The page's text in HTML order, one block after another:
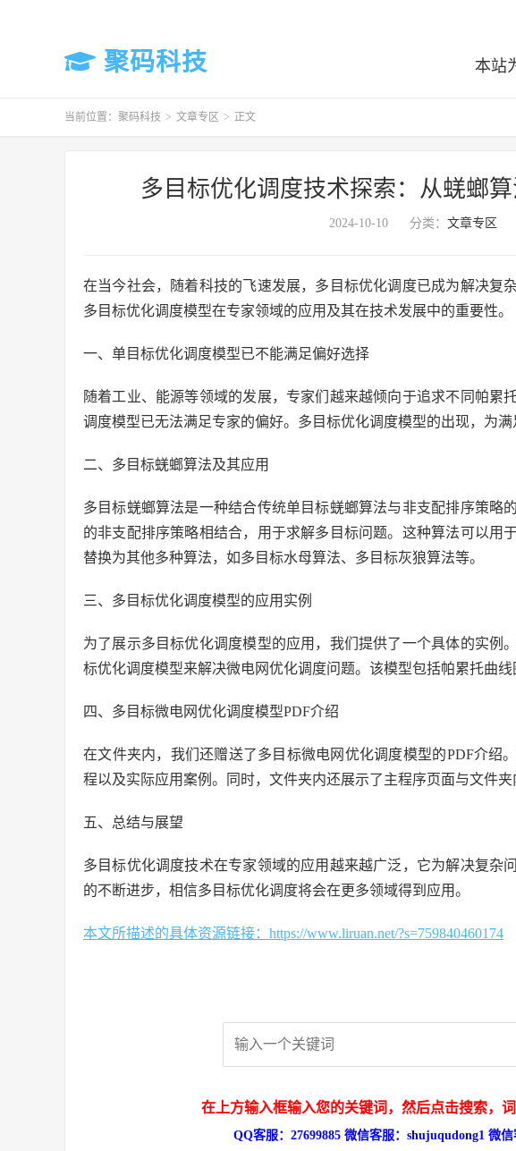
聚码科技 本站
当前位置： 聚码科技 > 文章专区 > 正文
多目标优化调度技术探索：从蜣螂
2024-10-10 分类： 文章专区
在当今社会，随着科技的飞速发展，多目标优化调度已成为解决复
多目标优化调度模型在专家领域的应用及其在技术发展中的重要性。
一、单目标优化调度模型已不能满足偏好选择
随着工业、能源等领域的发展，专家们越来越倾向于追求不同帕累
调度模型已无法满足专家的偏好。多目标优化调度模型的出现，为满
二、多目标蜣螂算法及其应用
多目标蜣螂算法是一种结合传统单目标蜣螂算法与非支配排序策略
的非支配排序策略相结合，用于求解多目标问题。这种算法可以用
替换为其他多种算法，如多目标水母算法、多目标灰狼算法等。
三、多目标优化调度模型的应用实例
为了展示多目标优化调度模型的应用，我们提供了一个具体的实例
标优化调度模型来解决微电网优化调度问题。该模型包括帕累托曲线
四、多目标微电网优化调度模型PDF介绍
在文件夹内，我们还赠送了多目标微电网优化调度模型的PDF介绍
程以及实际应用案例。同时，文件夹内还展示了主程序页面与文件夹
五、总结与展望
多目标优化调度技术在专家领域的应用越来越广泛，它为解决复杂
的不断进步，相信多目标优化调度将会在更多领域得到应用。
本文所描述的具体资源链接：https://www.liruan.net/?s=759840460174
在上方输入框输入您的关键词，然后点击搜索，
QQ客服：27699885 微信客服：shujuqudong1 微